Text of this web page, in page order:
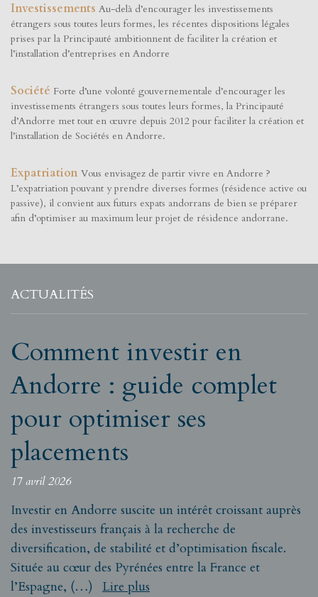
Investissements Au-delà d’encourager les investissements
étrangers sous toutes leurs formes, les récentes dispositions légales
prises par la Principauté ambitionnent de faciliter la création et
l’installation d’entreprises en Andorre
Société Forte d’une volonté gouvernementale d’encourager les
investissements étrangers sous toutes leurs formes, la Principauté
d’Andorre met tout en œuvre depuis 2012 pour faciliter la création et
l’installation de Sociétés en Andorre.
Expatriation Vous envisagez de partir vivre en Andorre ?
L’expatriation pouvant y prendre diverses formes (résidence active ou
passive), il convient aux futurs expats andorrans de bien se préparer
afin d’optimiser au maximum leur projet de résidence andorrane.
ACTUALITÉS
Comment investir en
Andorre : guide complet
pour optimiser ses
placements
17 avril 2026
Investir en Andorre suscite un intérêt croissant auprès
des investisseurs français à la recherche de
diversification, de stabilité et d’optimisation fiscale.
Située au cœur des Pyrénées entre la France et
l’Espagne, (…) Lire plus